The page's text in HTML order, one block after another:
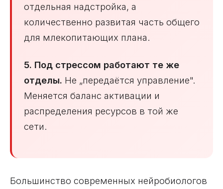
отдельная надстройка, а
количественно развитая часть общего
для млекопитающих плана.
5. Под стрессом работают те же
отделы. Не „передаётся управление".
Меняется баланс активации и
распределения ресурсов в той же
сети.
Большинство современных нейробиологов